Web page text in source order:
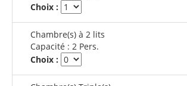
Choix :
Chambre(s) à 2 lits
Capacité : 2 Pers.
Choix :